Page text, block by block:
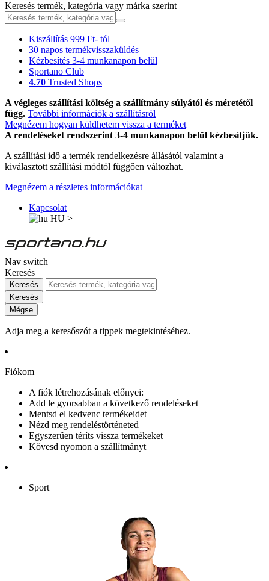
Keresés termék, kategória vagy márka szerint
Kiszállítás 999 Ft- tól
30 napos termékvisszaküldés
Kézbesítés 3-4 munkanapon belül
Sportano Club
4.70 Trusted Shops
A végleges szállítási költség a szállítmány súlyától és méretétől
függ. További információk a szállításról
Megnézem hogyan küldhetem vissza a terméket
A rendeléseket rendszerint 3-4 munkanapon belül kézbesítjük.
A szállítási idő a termék rendelkezésre állásától valamint a
kiválasztott szállítási módtól függően változhat.
Megnézem a részletes információkat
Kapcsolat
HU >
Nav switch
Keresés
Keresés
Keresés
Mégse
Adja meg a keresőszót a tippek megtekintéséhez.
Fiókom
A fiók létrehozásának előnyei:
Add le gyorsabban a következő rendeléseket
Mentsd el kedvenc termékeidet
Nézd meg rendeléstörténeted
Egyszerűen téríts vissza termékeket
Kövesd nyomon a szállítmányt
Sport